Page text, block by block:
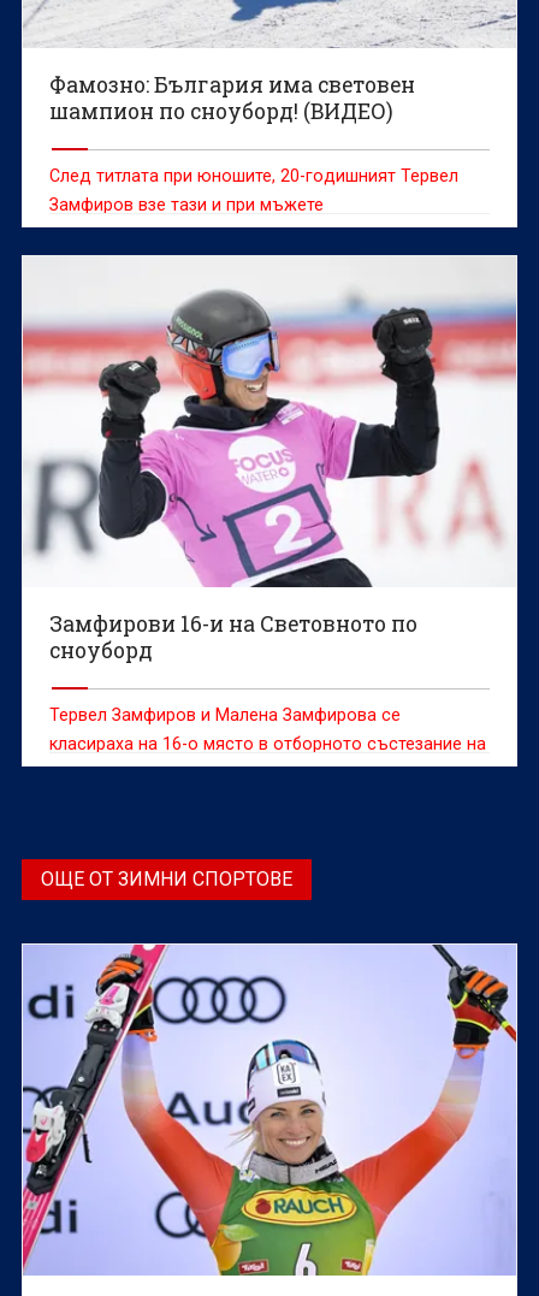
Фамозно: България има световен
шампион по сноуборд! (ВИДЕО)
След титлата при юношите, 20-годишният Тервел
Замфиров взе тази и при мъжете
Замфирови 16-и на Световното по
сноуборд
Тервел Замфиров и Малена Замфирова се
класираха на 16-о място в отборното състезание на
световното първенство по сноуборд в паралелните
ОЩЕ ОТ ЗИМНИ СПОРТОВЕ